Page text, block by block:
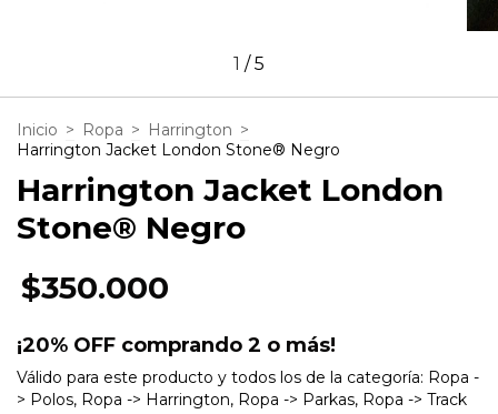
1 /5
Inicio > Ropa > Harrington >
Harrington Jacket London Stone® Negro
Harrington Jacket London
Stone® Negro
$350.000
¡20% OFF comprando 2 o más!
Válido para este producto y todos los de la categoría: Ropa -
> Polos, Ropa -> Harrington, Ropa -> Parkas, Ropa -> Track